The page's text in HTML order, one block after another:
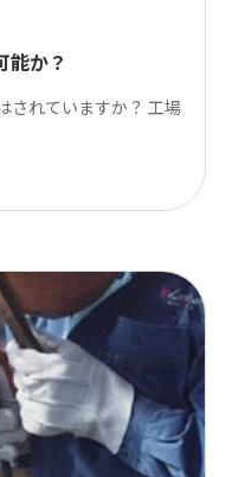
能か？
されていますか？ 工場